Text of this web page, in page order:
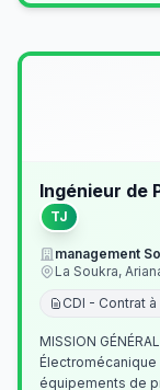
Ingénieur de
TJ
management
La Soukra,
CDI - Contrat
MISSION
équipements de